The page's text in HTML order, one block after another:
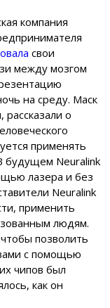
компания
свои
между мозгом
на среду. Маск
рассказали о
применять
будущем Neuralink
лазера и без
Neuralink
применить
людям.
позволить
с помощью
чипов был
как он